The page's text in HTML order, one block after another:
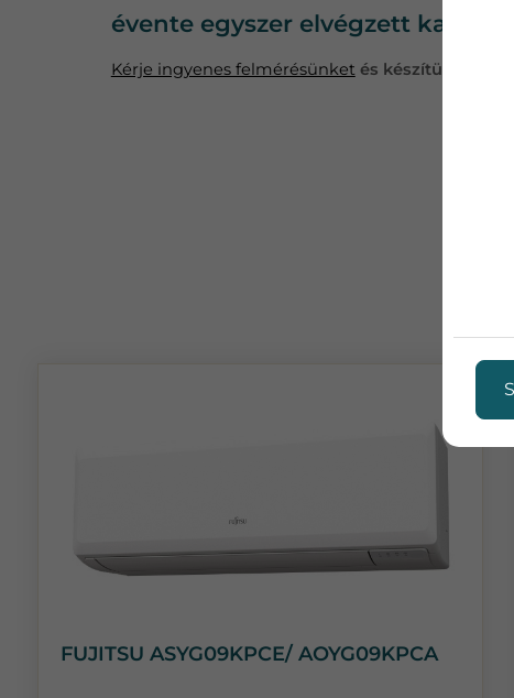
évente egyszer elvégzett
Kérje ingyenes felmérésünketés készítünk
FUJITSU ASYG09KPCE/ AOYG09KPCA